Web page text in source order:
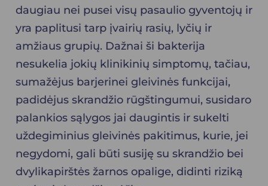
daugiau nei pusei visų pasaulio gyventojų ir
yra paplitusi tarp įvairių rasių, lyčių ir
amžiaus grupių. Dažnai ši bakterija
nesukelia jokių klinikinių simptomų, tačiau,
sumažėjus barjerinei gleivinės funkcijai,
padidėjus skrandžio rūgštingumui, susidaro
palankios sąlygos jai daugintis ir sukelti
uždegiminius gleivinės pakitimus, kurie, jei
negydomi, gali būti susiję su skrandžio bei
dvylikapirštės žarnos opalige, didinti riziką